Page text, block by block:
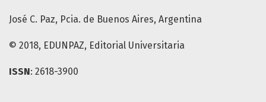
José C. Paz, Pcia. de Buenos Aires, Argentina
© 2018, EDUNPAZ, Editorial Universitaria
ISSN: 2618-3900